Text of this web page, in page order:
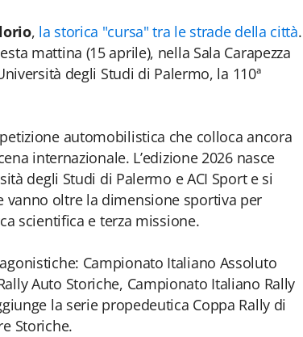
, la storica "cursa" tra le strade della città.
mattina (15 aprile), nella Sala Carapezza
degli Studi di Palermo, la 110ª
automobilistica che colloca ancora
internazionale. L’edizione 2026 nasce
degli Studi di Palermo e ACI Sport e si
vanno oltre la dimensione sportiva per
scientifica e terza missione.
Campionato Italiano Assoluto
Auto Storiche, Campionato Italiano Rally
la serie propedeutica Coppa Rally di
Storiche.